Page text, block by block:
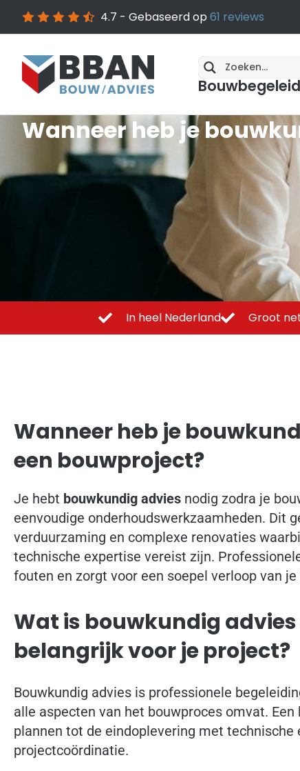
4.7 - Gebaseerd op 61 reviews
Wanneer heb je
In heel Nederland Groot
Wanneer heb je
een bouwproject?
Je hebt bouwkundig advies nodig zodra je
eenvoudige onderhoudswerkzaamheden. Dit
verduurzaming en complexe renovaties
technische expertise vereist zijn.
fouten en zorgt voor een soepel verloop van
Wat is bouwkundig
belangrijk voor je project?
Bouwkundig advies is professionele
alle aspecten van het bouwproces omvat.
plannen tot de eindoplevering met technische
projectcoördinatie.